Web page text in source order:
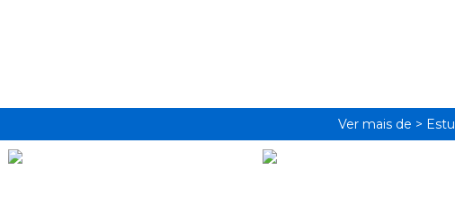
Ver mais de >